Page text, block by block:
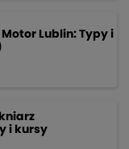
Lublin: Typy i
i kursy